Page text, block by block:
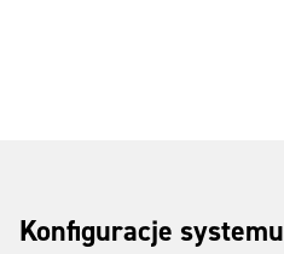
Konfiguracje systemu